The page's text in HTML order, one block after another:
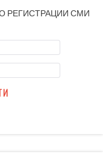
РЕГИСТРАЦИИСМИ